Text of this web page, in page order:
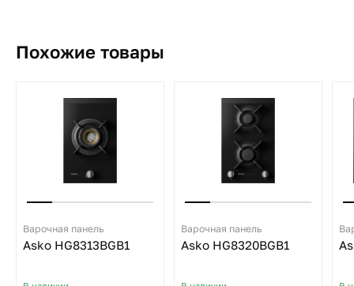
Похожие товары
Варочная панель
Asko HG8313BGB1
Варочная панель
Asko HG8320BGB1